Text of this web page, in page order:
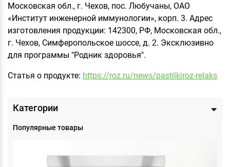
Категории
Московская обл., г. Чехов, пос. Любучаны, ОАО
«Институт инженерной иммунологии», корп. 3. Адрес
изготовления продукции: 142300, РФ, Московская обл.,
г. Чехов, Симферопольское шоссе, д. 2. Эксклюзивно
для программы "Родник здоровья".
Статья о продукте: https://roz.ru/news/pastilkiroz-relaks
Популярные товары